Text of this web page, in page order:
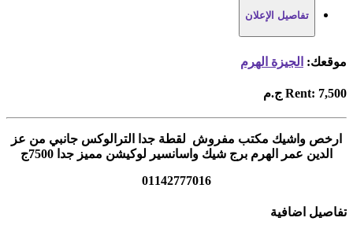
تفاصيل الإعلان
موقعك: الجيزة الهرم
Rent: 7,500 ج.م
ارخص واشيك مكتب مفروش لقطة جدا الترالوكس جانبي من عز
الدين عمر الهرم برج شيك واسانسير لوكيشن مميز جدا 7500ج
01142777016
تفاصيل اضافية